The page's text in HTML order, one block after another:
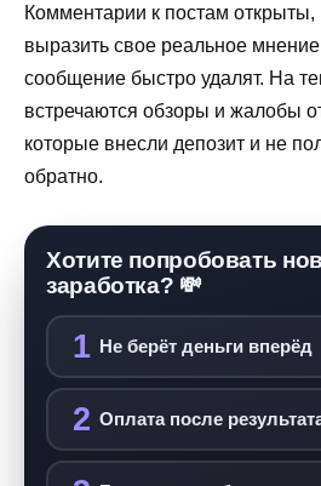
Комментарии к постам
выразить свое реальное
сообщение быстро удалят. На
встречаются обзоры и жалобы
которые внесли депозит и не
обратно.
Хотите попробовать
заработка? 💸
1 Не берёт деньги вперёд
2 Оплата после